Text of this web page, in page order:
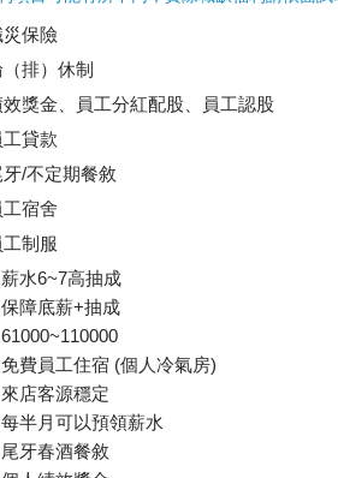
保險
排）休制
效獎金、員工分紅配股、員工認股
工貸款
牙/不定期餐敘
工宿舍
工制服
水6~7高抽成
障底薪+抽成
費員工住宿 (個人冷氣房)
店客源穩定
半月可以預領薪水
牙春酒餐敘